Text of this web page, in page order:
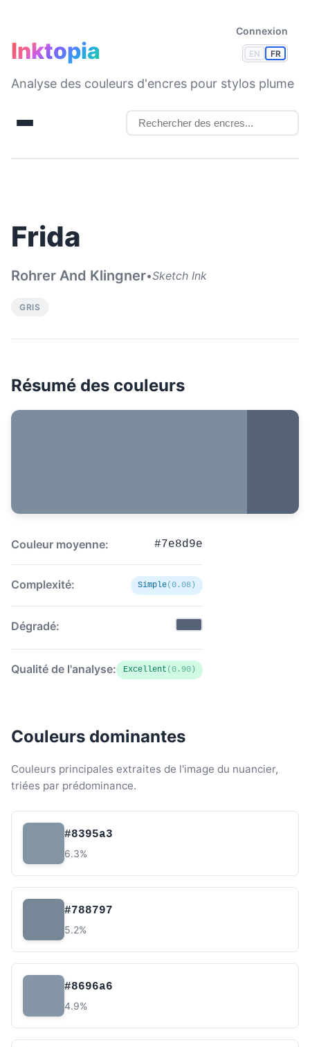
EN FR
Connexion
Inktopia
Analyse des couleurs d'encres pour stylos plume
Frida
Rohrer And Klingner•Sketch Ink
GRIS
Résumé des couleurs
Couleur moyenne: #7e8d9e
Complexité: Simple(0.08)
Dégradé:
Qualité de l'analyse: Excellent (0.90)
Couleurs dominantes
Couleurs principales extraites de l'image du nuancier,
triées par prédominance.
#8395a3
6.3%
#788797
5.2%
#8696a6
4.9%